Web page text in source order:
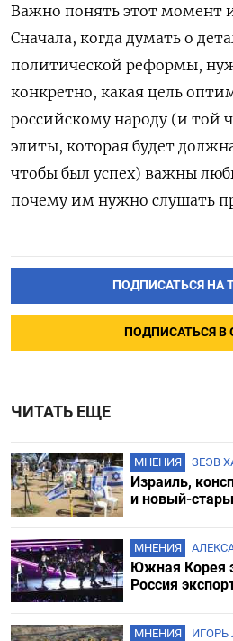
Важно понять этот момент
Сначала, когда думать о
политической реформы,
конкретно, какая цель
российскому народу (и той
элиты, которая будет
чтобы был успех) важны
почему им нужно слушать
ПОДПИСАТЬСЯ НА
ПОДПИСАТЬСЯ В
ЧИТАТЬ ЕЩЕ
МНЕНИЯ ЗЕЭВ
Израиль,
и новый-
МНЕНИЯ
Южная Корея
Россия
МНЕНИЯ ИГОРЬ